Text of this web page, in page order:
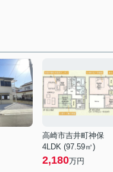
高崎市吉井町神保
4LDK (97.59㎡)
2,180万円